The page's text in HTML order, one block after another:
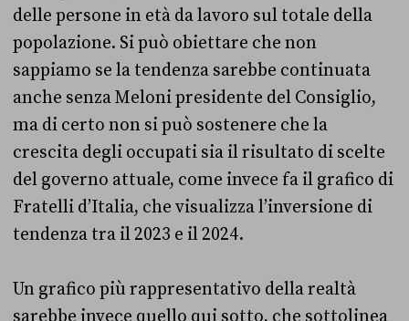
delle persone in età da lavoro sul totale della
popolazione. Si può obiettare che non
sappiamo se la tendenza sarebbe continuata
anche senza Meloni presidente del Consiglio,
ma di certo non si può sostenere che la
crescita degli occupati sia il risultato di scelte
del governo attuale, come invece fa il grafico di
Fratelli d’Italia, che visualizza l’inversione di
tendenza tra il 2023 e il 2024.
Un grafico più rappresentativo della realtà
sarebbe invece quello qui sotto, che sottolinea